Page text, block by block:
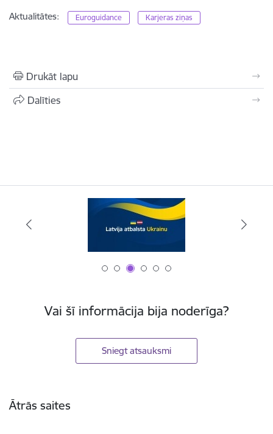
Aktualitātes: Euroguidance Karjeras ziņas
Drukāt lapu
Dalīties
Vai šī informācija bija noderīga?
Sniegt atsauksmi
Ātrās saites